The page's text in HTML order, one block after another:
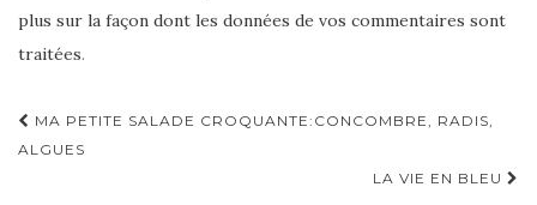
plus sur la façon dont les données de vos commentaires sont
traitées.
Navigation
d'article
MA PETITE SALADE CROQUANTE:CONCOMBRE, RADIS,
ALGUES
LA VIE EN BLEU